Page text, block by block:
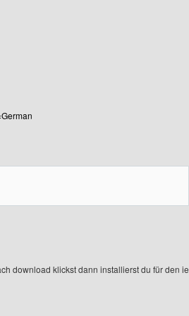
download klickst dann installierst du für den ie